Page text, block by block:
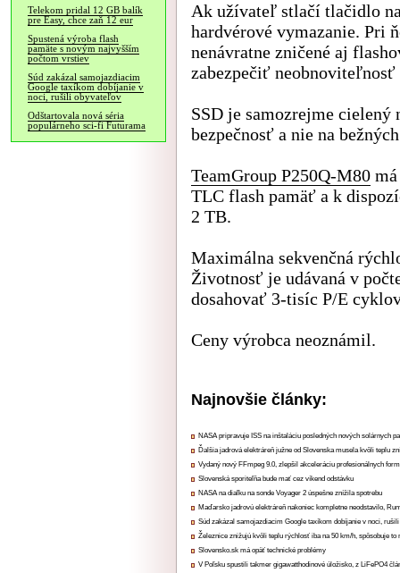
Telekom pridal 12 GB balík
pre Easy, chce zaň 12 eur
Spustená výroba flash
pamäte s novým najvyšším
počtom vrstiev
Súd zakázal samojazdiacim
Google taxíkom dobíjanie v
noci, rušili obyvateľov
Odštartovala nová séria
populárneho sci-fi Futurama
Ak užívateľ stlačí tlačidlo
hardvérové vymazanie. Pri
nenávratne zničené aj
zabezpečiť neobnoviteľnosť
SSD je samozrejme
bezpečnosť a nie na
TeamGroup P250Q-M80
TLC flash pamäť a k
2 TB.
Maximálna sekvenčná
Životnosť je udávaná v
dosahovať 3-tisíc P/E
Ceny výrobca neoznámil.
Najnovšie články:
NASA pripravuje ISS na inštaláciu posledných nových solárnych
Ďalšia jadrová elektráreň južne od Slovenska musela kvôli teplu
Vydaný nový FFmpeg 9.0, zlepšil akceleráciu profesionálnych
Slovenská sporiteľňa bude mať cez víkend odstávku
NASA na diaľku na sonde Voyager 2 úspešne znížila spotrebu
Maďarsko jadrovú elektráreň nakoniec kompletne neodstavilo,
Súd zakázal samojazdiacim Google taxíkom dobíjanie v noci,
Železnice znižujú kvôli teplu rýchlosť iba na 50 km/h, spôsobuje to
Slovensko.sk má opäť technické problémy
V Poľsku spustili takmer gigawatthodinové úložisko, z LiFePO4